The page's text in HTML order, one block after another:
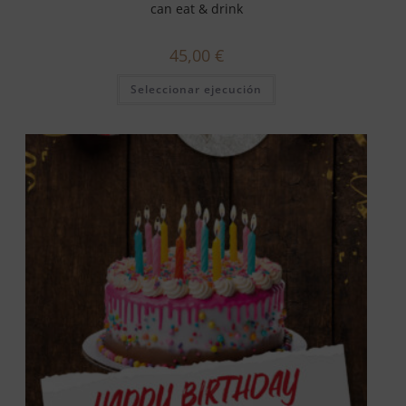
can eat & drink
45,00 €
Seleccionar ejecución